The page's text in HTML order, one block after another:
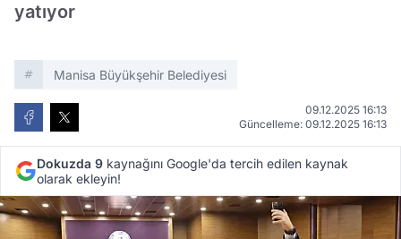
yatıyor
Manisa Büyükşehir Belediyesi
09.12.2025 16:13
Güncelleme: 09.12.2025 16:13
Dokuzda 9 kaynağını Google'da tercih edilen kaynak
olarak ekleyin!